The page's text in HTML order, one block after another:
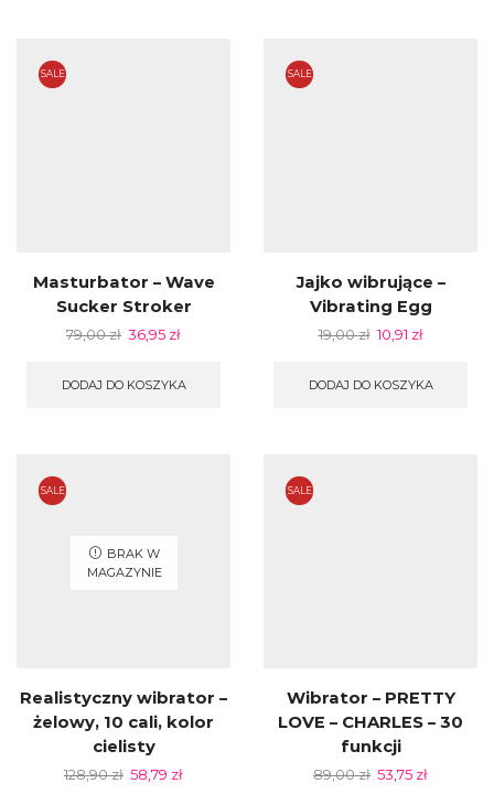
SALE
Masturbator – Wave
Sucker Stroker
79,00zł 36,95 zł
DODAJ DO KOSZYKA
SALE
Jajko wibrujące –
Vibrating Egg
19,00zł 10,91 zł
DODAJ DO KOSZYKA
SALE
BRAK W
MAGAZYNIE
Realistyczny wibrator –
żelowy, 10 cali, kolor
cielisty
128,90zł 58,79 zł
SALE
Wibrator – PRETTY
LOVE – CHARLES – 30
funkcji
89,00zł 53,75 zł